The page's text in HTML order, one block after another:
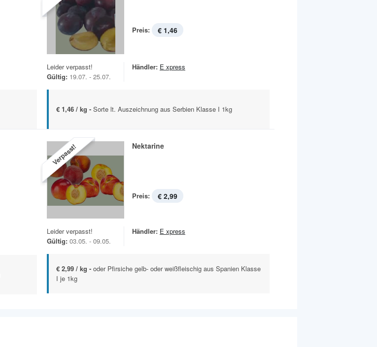
Preis: € 1,46
Leider verpasst!
Gültig: 19.07. - 25.07.
Händler: E xpress
€ 1,46 / kg - Sorte lt. Auszeichnung aus Serbien Klasse I 1kg
Verpasst! Nektarine
Preis: € 2,99
Leider verpasst!
Gültig: 03.05. - 09.05.
Händler: E xpress
€ 2,99 / kg - oder Pfirsiche gelb- oder weißfleischig aus Spanien Klasse
I je 1kg